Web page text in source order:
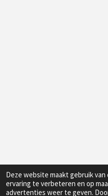
Deze website maakt gebruik van
ervaring te verbeteren en op
advertenties weer te geven.